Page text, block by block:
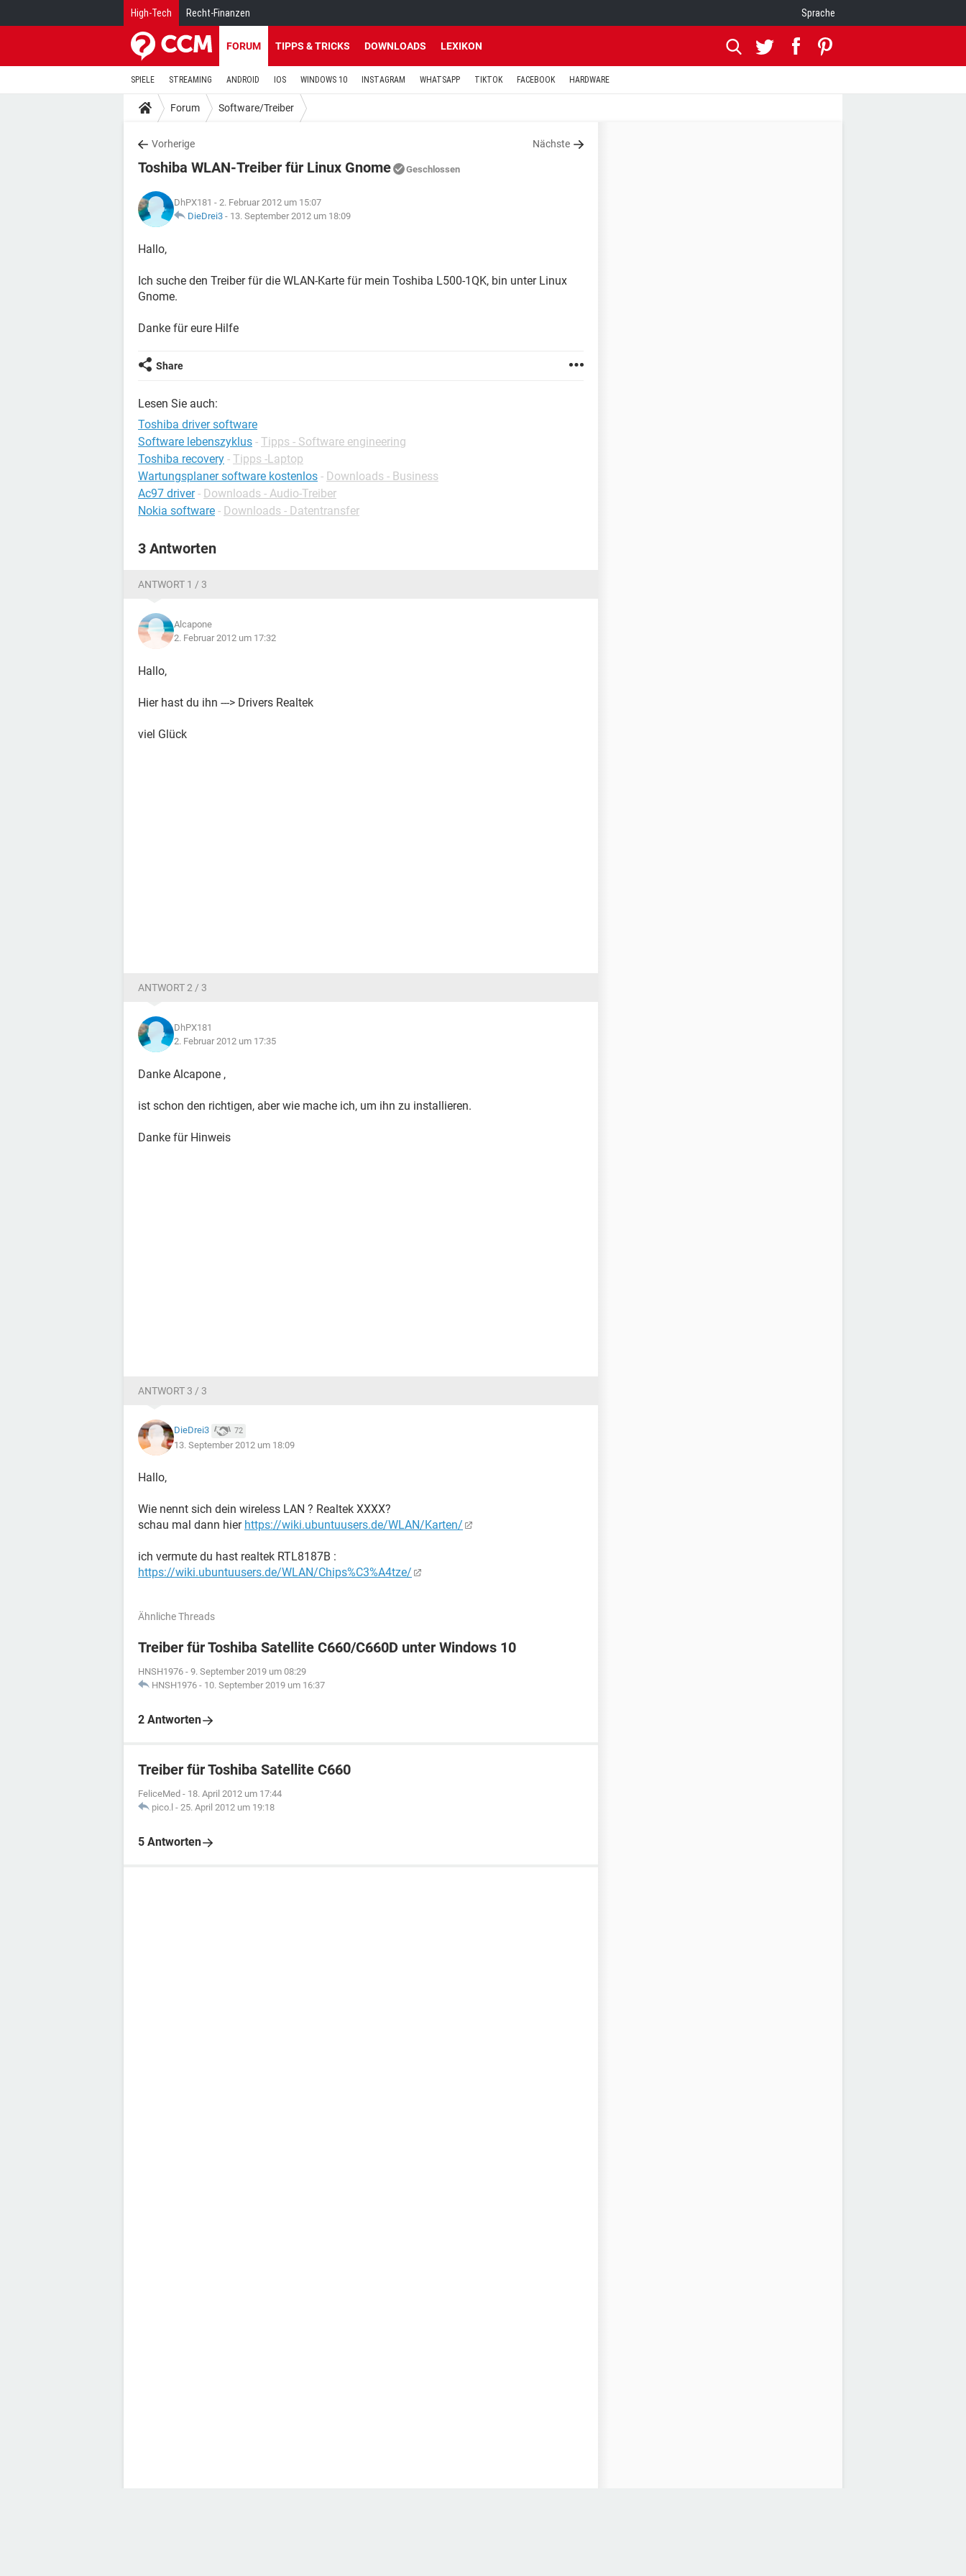
High-Tech Recht-Finanzen Sprache
FORUM TIPPS & TRICKS DOWNLOADS LEXIKON
SPIELE STREAMING ANDROID IOS WINDOWS 10 INSTAGRAM WHATSAPP TIKTOK FACEBOOK HARDWARE
Forum Software/Treiber
Vorherige Nächste
Toshiba WLAN-Treiber für Linux Gnome Geschlossen
DhPX181 - 2. Februar 2012 um 15:07
DieDrei3 - 13. September 2012 um 18:09
Hallo,
Ich suche den Treiber für die WLAN-Karte für mein Toshiba L500-1QK, bin unter Linux
Gnome.
Danke für eure Hilfe
Share
Lesen Sie auch:
Toshiba driver software
Software lebenszyklus - Tipps - Software engineering
Toshiba recovery - Tipps -Laptop
Wartungsplaner software kostenlos - Downloads - Business
Ac97 driver - Downloads - Audio-Treiber
Nokia software - Downloads - Datentransfer
3 Antworten
ANTWORT 1 / 3
Alcapone
2. Februar 2012 um 17:32
Hallo,
Hier hast du ihn ---> Drivers Realtek
viel Glück
ANTWORT 2 / 3
DhPX181
2. Februar 2012 um 17:35
Danke Alcapone ,
ist schon den richtigen, aber wie mache ich, um ihn zu installieren.
Danke für Hinweis
ANTWORT 3 / 3
DieDrei3 72
13. September 2012 um 18:09
Hallo,
Wie nennt sich dein wireless LAN ? Realtek XXXX?
schau mal dann hier https://wiki.ubuntuusers.de/WLAN/Karten/
ich vermute du hast realtek RTL8187B :
https://wiki.ubuntuusers.de/WLAN/Chips%C3%A4tze/
Ähnliche Threads
Treiber für Toshiba Satellite C660/C660D unter Windows 10
HNSH1976 - 9. September 2019 um 08:29
HNSH1976 - 10. September 2019 um 16:37
2 Antworten
Treiber für Toshiba Satellite C660
FeliceMed - 18. April 2012 um 17:44
pico.l - 25. April 2012 um 19:18
5 Antworten